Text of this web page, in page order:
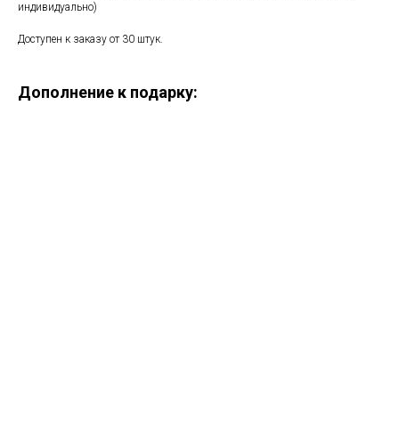
индивидуально)
Доступен к заказу от 30 штук.
Дополнение к подарку: